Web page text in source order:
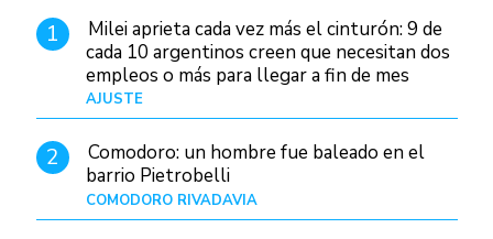
1
Milei aprieta cada vez más el cinturón: 9 de
cada 10 argentinos creen que necesitan dos
empleos o más para llegar a fin de mes
AJUSTE
2
Comodoro: un hombre fue baleado en el
barrio Pietrobelli
COMODORO RIVADAVIA